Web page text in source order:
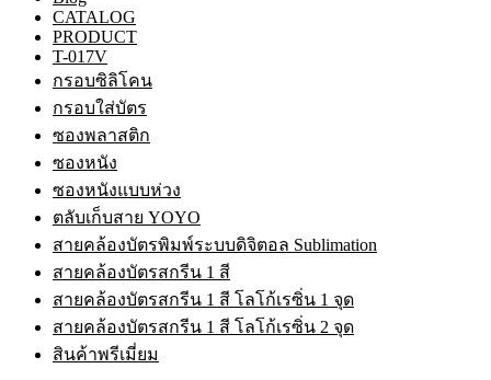
CATALOG
PRODUCT
T-017V
กรอบซิลิโคน
กรอบใส่บัตร
ซองพลาสติก
ซองหนัง
ซองหนังแบบห่วง
ตลับเก็บสาย YOYO
สายคล้องบัตรพิมพ์ระบบดิจิตอล Sublimation
สายคล้องบัตรสกรีน 1 สี
สายคล้องบัตรสกรีน 1 สี โลโก้เรซิ่น 1 จุด
สายคล้องบัตรสกรีน 1 สี โลโก้เรซิ่น 2 จุด
สินค้าพรีเมี่ยม